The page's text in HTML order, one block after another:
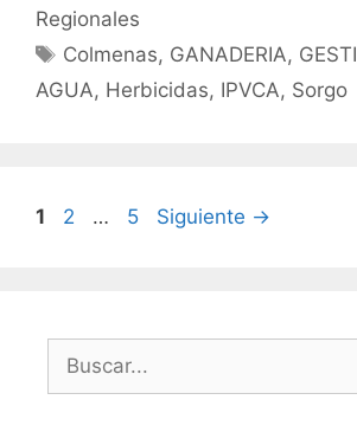
Regionales
Etiquetas
Colmenas, GANADERIA,
AGUA, Herbicidas, IPVCA, Sorgo
Navegación
Página
1 Página
2 … Página
5 Siguiente →
Buscar: